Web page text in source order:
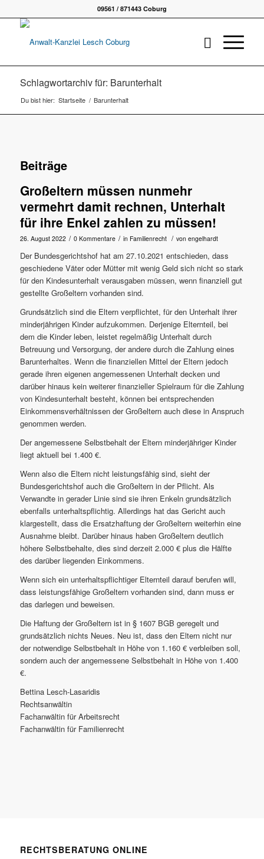
09561 / 871443 Coburg
Schlagwortarchiv für: Barunterhalt
Du bist hier: Startseite / Barunterhalt
Beiträge
Großeltern müssen nunmehr
vermehrt damit rechnen, Unterhalt
für ihre Enkel zahlen zu müssen!
26. August 2022 / 0 Kommentare / in Familienrecht / von engelhardt
Der Bundesgerichtshof hat am 27.10.2021 entschieden, dass
geschiedene Väter oder Mütter mit wenig Geld sich nicht so stark
für den Kindesunterhalt verausgaben müssen, wenn finanziell gut
gestellte Großeltern vorhanden sind.
Grundsätzlich sind die Eltern verpflichtet, für den Unterhalt ihrer
minderjährigen Kinder aufzukommen. Derjenige Elternteil, bei
dem die Kinder leben, leistet regelmäßig Unterhalt durch
Betreuung und Versorgung, der andere durch die Zahlung eines
Barunterhaltes. Wenn die finanziellen Mittel der Eltern jedoch
gerade ihren eigenen angemessenen Unterhalt decken und
darüber hinaus kein weiterer finanzieller Spielraum für die Zahlung
von Kindesunterhalt besteht, können bei entsprechenden
Einkommensverhältnissen der Großeltern auch diese in Anspruch
genommen werden.
Der angemessene Selbstbehalt der Eltern minderjähriger Kinder
liegt aktuell bei 1.400 €.
Wenn also die Eltern nicht leistungsfähig sind, sieht der
Bundesgerichtshof auch die Großeltern in der Pflicht. Als
Verwandte in gerader Linie sind sie ihren Enkeln grundsätzlich
ebenfalls unterhaltspflichtig. Allerdings hat das Gericht auch
klargestellt, dass die Ersatzhaftung der Großeltern weiterhin eine
Ausnahme bleibt. Darüber hinaus haben Großeltern deutlich
höhere Selbstbehalte, dies sind derzeit 2.000 € plus die Hälfte
des darüber liegenden Einkommens.
Wenn sich ein unterhaltspflichtiger Elternteil darauf berufen will,
dass leistungsfähige Großeltern vorhanden sind, dann muss er
das darlegen und beweisen.
Die Haftung der Großeltern ist in § 1607 BGB geregelt und
grundsätzlich nichts Neues. Neu ist, dass den Eltern nicht nur
der notwendige Selbstbehalt in Höhe von 1.160 € verbleiben soll,
sondern auch der angemessene Selbstbehalt in Höhe von 1.400
€.
Bettina Lesch-Lasaridis
Rechtsanwältin
Fachanwältin für Arbeitsrecht
Fachanwältin für Familienrecht
RECHTSBERATUNG ONLINE